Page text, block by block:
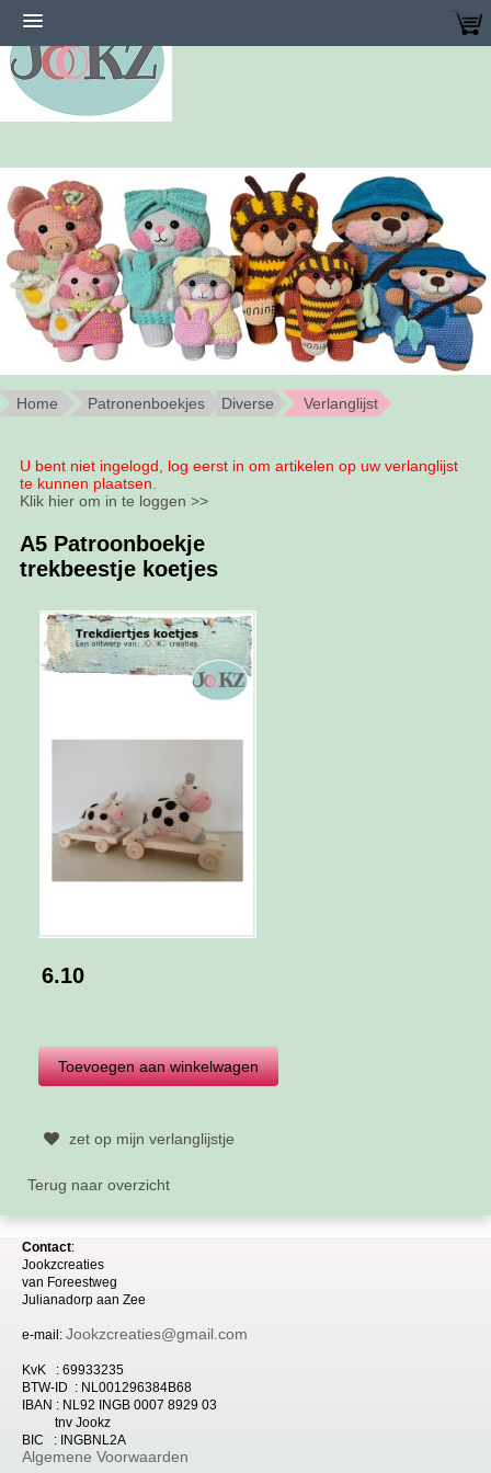
Home Patronenboekjes Diverse Verlanglijst
U bent niet ingelogd, log eerst in om artikelen op uw verlanglijst
te kunnen plaatsen.
Klik hier om in te loggen >>
A5 Patroonboekje
trekbeestje koetjes
6.10
zet op mijn verlanglijstje
Terug naar overzicht
Contact:
Jookzcreaties
van Foreestweg
Julianadorp aan Zee
e-mail: Jookzcreaties@gmail.com
KvK : 69933235
BTW-ID : NL001296384B68
IBAN : NL92 INGB 0007 8929 03
tnv Jookz
BIC : INGBNL2A
Algemene Voorwaarden